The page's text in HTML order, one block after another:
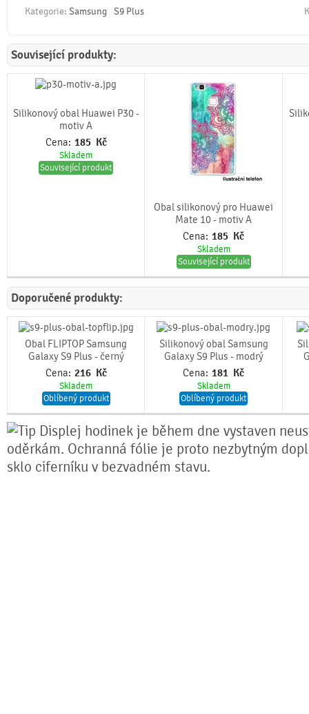
Kategorie: Samsung S9 Plus
Související produkty:
Silikonový obal Huawei P30 -
motiv A
Cena: 185 Kč
Skladem
Související produkt
Obal silikonový pro Huawei
Mate 10 - motiv A
Cena: 185 Kč
Skladem
Související produkt
Doporučené produkty:
Obal FLIPTOP Samsung
Galaxy S9 Plus - černý
Cena: 216 Kč
Skladem
Oblíbený produkt
Silikonový obal Samsung
Galaxy S9 Plus - modrý
Cena: 181 Kč
Skladem
Oblíbený produkt
Displej hodinek je během dne vystaven
oděrkám. Ochranná fólie je proto nezbytným
sklo ciferníku v bezvadném stavu.